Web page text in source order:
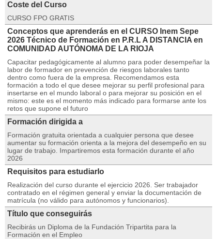
Coste del Curso
CURSO FPO GRATIS
Conceptos que aprenderás en el CURSO Inem Sepe
2026 Técnico de Formación en P.R.L A DISTANCIA en
COMUNIDAD AUTÓNOMA DE LA RIOJA
Capacitar pedagógicamente al alumno para poder desempeñar la
labor de formador en prevención de riesgos laborales tanto
dentro como fuera de la empresa. Recomendamos esta
formación a todo el que desee mejorar su perfil profesional para
insertarse en el mundo laboral o para mejorar su posición en el
mismo: este es el momento más indicado para formarse ante los
retos que supone el futuro
Formación dirigida a
Formación gratuita orientada a cualquier persona que desee
aumentar su formación orienta a la mejora del desempeño en su
lugar de trabajo. Impartiremos esta formación durante el año
2026
Requisitos para estudiarlo
Realización del curso durante el ejercicio 2026. Ser trabajador
contratado en el régimen general y enviar la documentación de
matrícula (no válido para autónomos y funcionarios).
Título que conseguirás
Recibirás un Diploma de la Fundación Tripartita para la
Formación en el Empleo